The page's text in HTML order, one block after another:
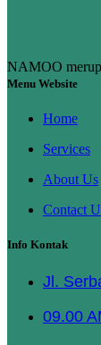
NAMOO
Menu Website
Home
Services
About Us
Contact
Info Kontak
Jl.
09.00